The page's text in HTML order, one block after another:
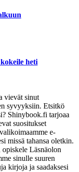
heti
vievät sinut
syvyyksiin. Etsitkö
Shinybook.fi tarjoaa
suositukset
e-
missä tahansa oletkin.
opiskele Läsnäolon
sinulle suuren
kirjoja ja saadaksesi